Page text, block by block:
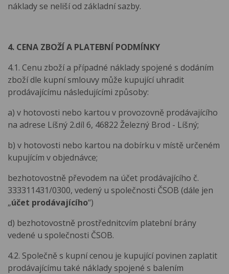
náklady se neliší od základní sazby.
4. CENA ZBOŽÍ A PLATEBNÍ PODMÍNKY
4.1. Cenu zboží a případné náklady spojené s dodáním
zboží dle kupní smlouvy může kupující uhradit
prodávajícímu následujícími způsoby:
a) v hotovosti nebo kartou v provozovně prodávajícího
na adrese Líšný 2.díl 6, 46822 Železný Brod - Líšný;
b) v hotovosti nebo kartou na dobírku v místě určeném
kupujícím v objednávce;
bezhotovostně převodem na účet prodávajícího č.
333311431/0300, vedený u společnosti ČSOB (dále jen
„účet prodávajícího“)
d) bezhotovostně prostřednitcvím platební brány
vedené u společnosti ČSOB.
4.2. Společně s kupní cenou je kupující povinen zaplatit
prodávajícímu také náklady spojené s balením